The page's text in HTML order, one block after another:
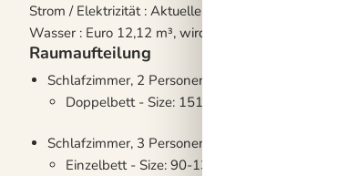
Strom / Elektrizität : Aktueller Preis (bei der
Wasser : Euro 12,12 m³, wird nach Verbrauch
Raumaufteilung
Schlafzimmer, 2 Personen
Doppelbett - Size: 151-180 cm
Schlafzimmer, 3 Personen
Einzelbett - Size: 90-130 cm